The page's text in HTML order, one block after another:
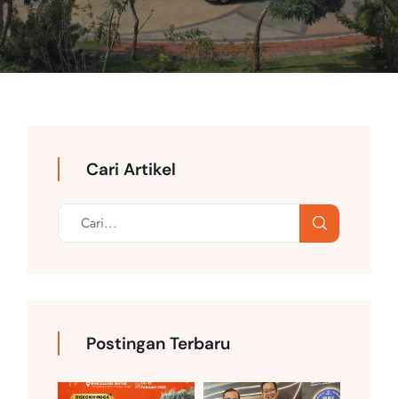
Cari Artikel
Postingan Terbaru